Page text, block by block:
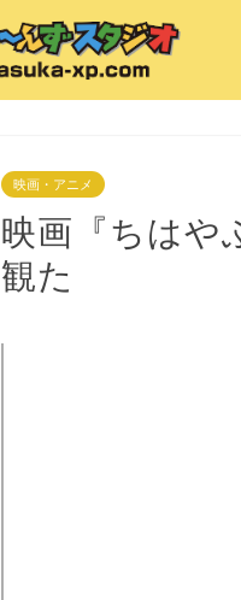
映画・アニメ
映画『ちはや
観た